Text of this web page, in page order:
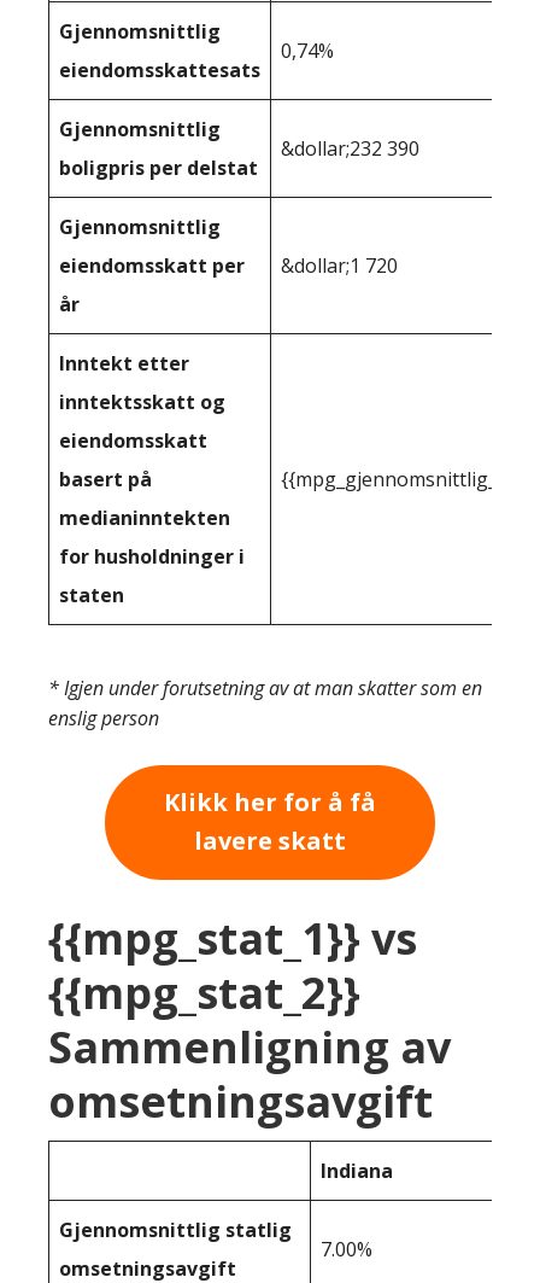
Gjennomsnittlig
eiendomsskattesats
0,74%
Gjennomsnittlig
boligpris per delstat
&dollar;232 390
Gjennomsnittlig
eiendomsskatt per
år
&dollar;1 720
Inntekt etter
inntektsskatt og
eiendomsskatt
basert på
medianinntekten
for husholdninger i
staten
* Igjen under forutsetning av at man skatter som en
enslig person
Klikk her for å få
lavere skatt
{{mpg_stat_1}} vs
{{mpg_stat_2}}
Sammenligning av
omsetningsavgift
Indiana
Gjennomsnittlig statlig
omsetningsavgift
7.00%